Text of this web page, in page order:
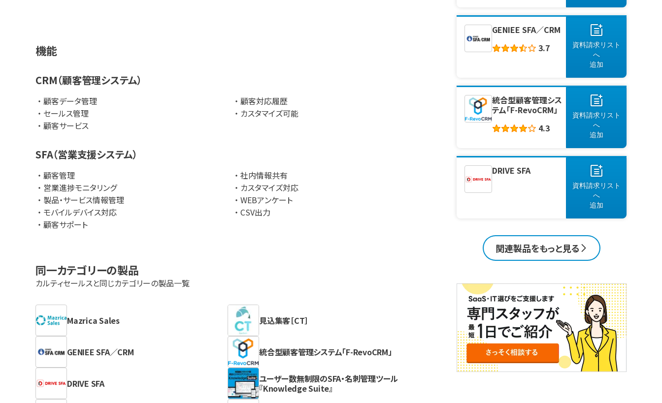
④ハイパフォーマーの商談フロー整理をサポート
の整理をサポートします。
機能
CRM（顧客管理システム）
顧客データ管理
セールス管理
顧客サービス
顧客対応履歴
カスタマイズ可能
SFA（営業支援システム）
顧客管理
営業進捗モニタリング
製品・サービス情報管理
モバイルデバイス対応
顧客サポート
社内情報共有
カスタマイズ対応
WEBアンケート
CSV出力
同一カテゴリーの製品
カルティセールスと同じカテゴリーの製品一覧
Mazrica Sales 見込集客［CT］
GENIEE SFA／CRM 統合型顧客管理システム「F-RevoCRM」
DRIVE SFA
ユーザー数無制限のSFA・名刺管理ツール
『Knowledge Suite』
GENIEE SFA／CRM
3.7
資料請求リスト
へ
追加
統合型顧客管理シス
テム「F-RevoCRM」
4.3
資料請求リスト
へ
追加
DRIVE SFA
資料請求リスト
へ
追加
関連製品をもっと見る